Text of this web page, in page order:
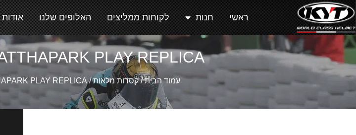
ראשי חנות לקוחות ממליצים האלופים שלנו אודות
PLAY REPLICA
עמוד הבית/קסדות מלאות/
PLAY REPLICA